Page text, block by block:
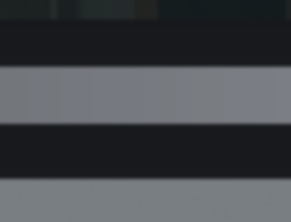
Facebook